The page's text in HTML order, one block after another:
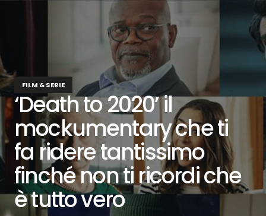
FILM & SERIE
‘Death to 2020’ il
mockumentary che ti
fa ridere tantissimo
finché non ti ricordi che
è tutto vero